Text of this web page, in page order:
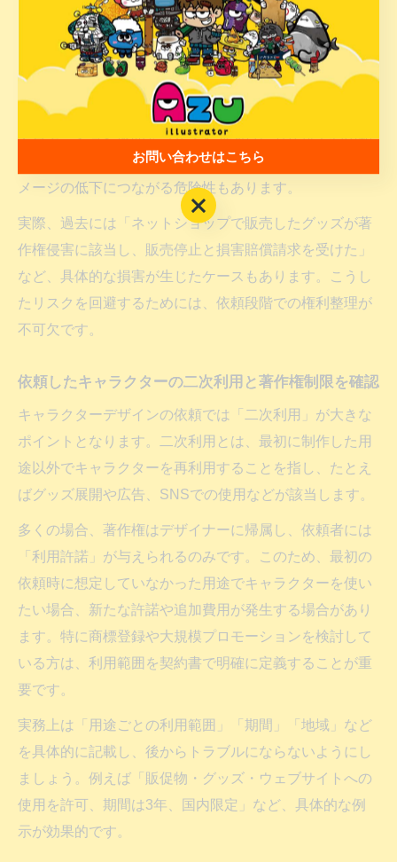
範囲を事前に決めず、後から追加料金や利用停止を求め
られた」といった事例が多く見られます。
これらのトラブルは、依頼時に権利関係の確認や契約書
による明文化を怠ったことが原因です。特に商用利用や
プロモーション展開を考えている場合、著作権や利用範
囲の取り決めが曖昧だと、後々大きな損失やブランドイ
メージの低下につながる危険性もあります。
実際、過去には「ネットショップで販売したグッズが著
作権侵害に該当し、販売停止と損害賠償請求を受けた」
など、具体的な損害が生じたケースもあります。こうし
たリスクを回避するためには、依頼段階での権利整理が
不可欠です。
依頼したキャラクターの二次利用と著作権制限を確認
キャラクターデザインの依頼では「二次利用」が大きな
ポイントとなります。二次利用とは、最初に制作した用
途以外でキャラクターを再利用することを指し、たとえ
ばグッズ展開や広告、SNSでの使用などが該当します。
多くの場合、著作権はデザイナーに帰属し、依頼者には
「利用許諾」が与えられるのみです。このため、最初の
依頼時に想定していなかった用途でキャラクターを使い
たい場合、新たな許諾や追加費用が発生する場合があり
ます。特に商標登録や大規模プロモーションを検討して
いる方は、利用範囲を契約書で明確に定義することが重
要です。
実務上は「用途ごとの利用範囲」「期間」「地域」など
を具体的に記載し、後からトラブルにならないようにし
ましょう。例えば「販促物・グッズ・ウェブサイトへの
使用を許可、期間は3年、国内限定」など、具体的な例
示が効果的です。
お問い合わせはこちら
お問い合わせはこちら